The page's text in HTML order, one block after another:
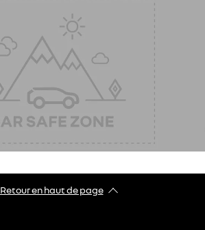
Retour en haut de page